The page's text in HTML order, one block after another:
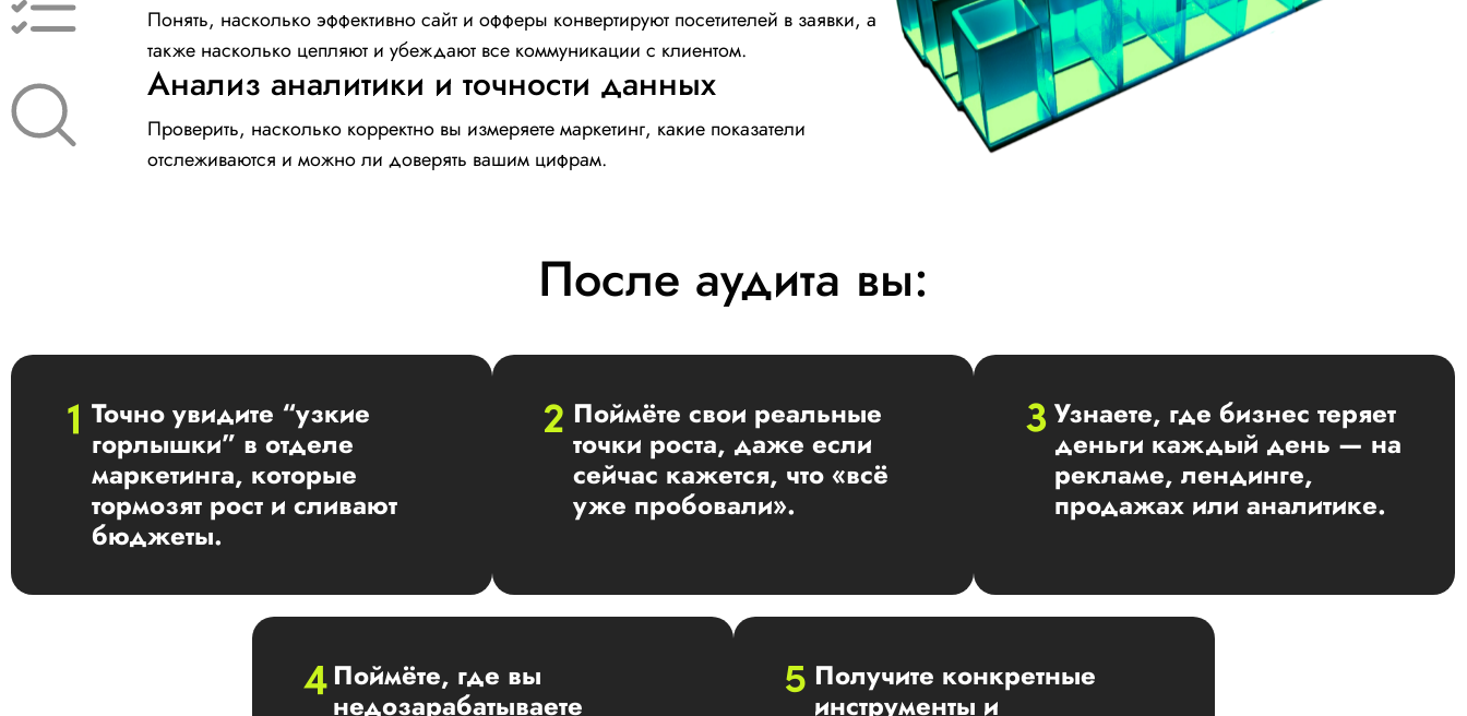
Понять, насколько эффективно сайт и офферы конвертируют посетителей в заявки, а
также насколько цепляют и убеждают все коммуникации с клиентом.
Анализ аналитики и точности данных
Проверить, насколько корректно вы измеряете маркетинг, какие показатели
отслеживаются и можно ли доверять вашим цифрам.
После аудита вы:
Точно увидите “узкие
горлышки” в отделе
маркетинга, которые
тормозят рост и сливают
бюджеты.
Поймёте свои реальные
точки роста, даже если
сейчас кажется, что «всё
уже пробовали».
Узнаете, где бизнес теряет
деньги каждый день — на
рекламе, лендинге,
продажах или аналитике.
Поймёте, где вы
недозарабатываете
Получите конкретные
инструменты и